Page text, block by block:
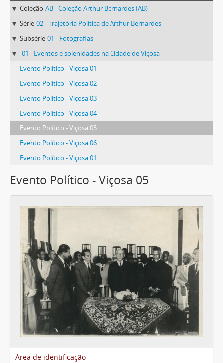
Coleção AB - Coleção Arthur Bernardes (AB)
Série 02 - Trajetória Política de Arthur Bernardes
Subsérie 01 - Fotografias
01 - Eventos e solenidades na Cidade de Viçosa
Evento Político - Viçosa 01
Evento Político - Viçosa 02
Evento Político - Viçosa 03
Evento Político - Viçosa 04
Evento Político - Viçosa 05
Evento Político - Viçosa 06
Evento Político - Viçosa 01
Evento Político - Viçosa 05
Área de identificação